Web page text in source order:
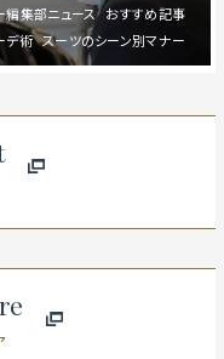
おすすめ記事
編集部ニュース
スーツのシーン別マナー
デ術